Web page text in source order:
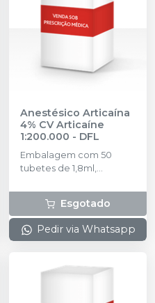
Anestésico Articaína
4% CV Articaíne
1:200.000 - DFL
Embalagem com 50
tubetes de 1,8ml,
blisters lacrados com 10
tubetes cada. Cloridrato
de Articaína com
Epinefrina (Tubete de
Esgotado
Pedir via Whatsapp